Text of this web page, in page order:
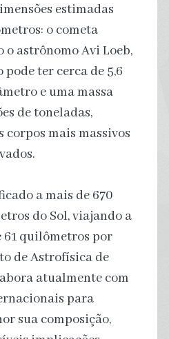
estimadas
o cometa
o astrônomo Avi Loeb,
pode ter cerca de 5,6
e uma massa
de toneladas,
mais massivos
a mais de 670
do Sol, viajando a
61 quilômetros por
de Astrofísica de
atualmente com
para
sua composição,